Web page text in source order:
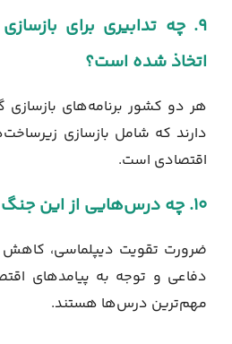
۹. چه تدابیری برای
اتخاذ شده است؟
هر دو کشور برنامه‌های بازسازی
دارند که شامل بازسازی
اقتصادی است.
۱۰. چه درس‌هایی از این جنگ می‌توان گرفت؟
ضرورت تقویت دیپلماسی،
دفاعی و توجه به پیامدهای
مهم‌ترین درس‌ها هستند.